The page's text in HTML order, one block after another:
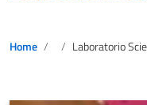
Home Laboratorio